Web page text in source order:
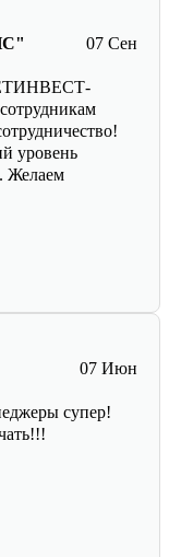
07 Сен
уровень
Желаем
07 Июн
супер!